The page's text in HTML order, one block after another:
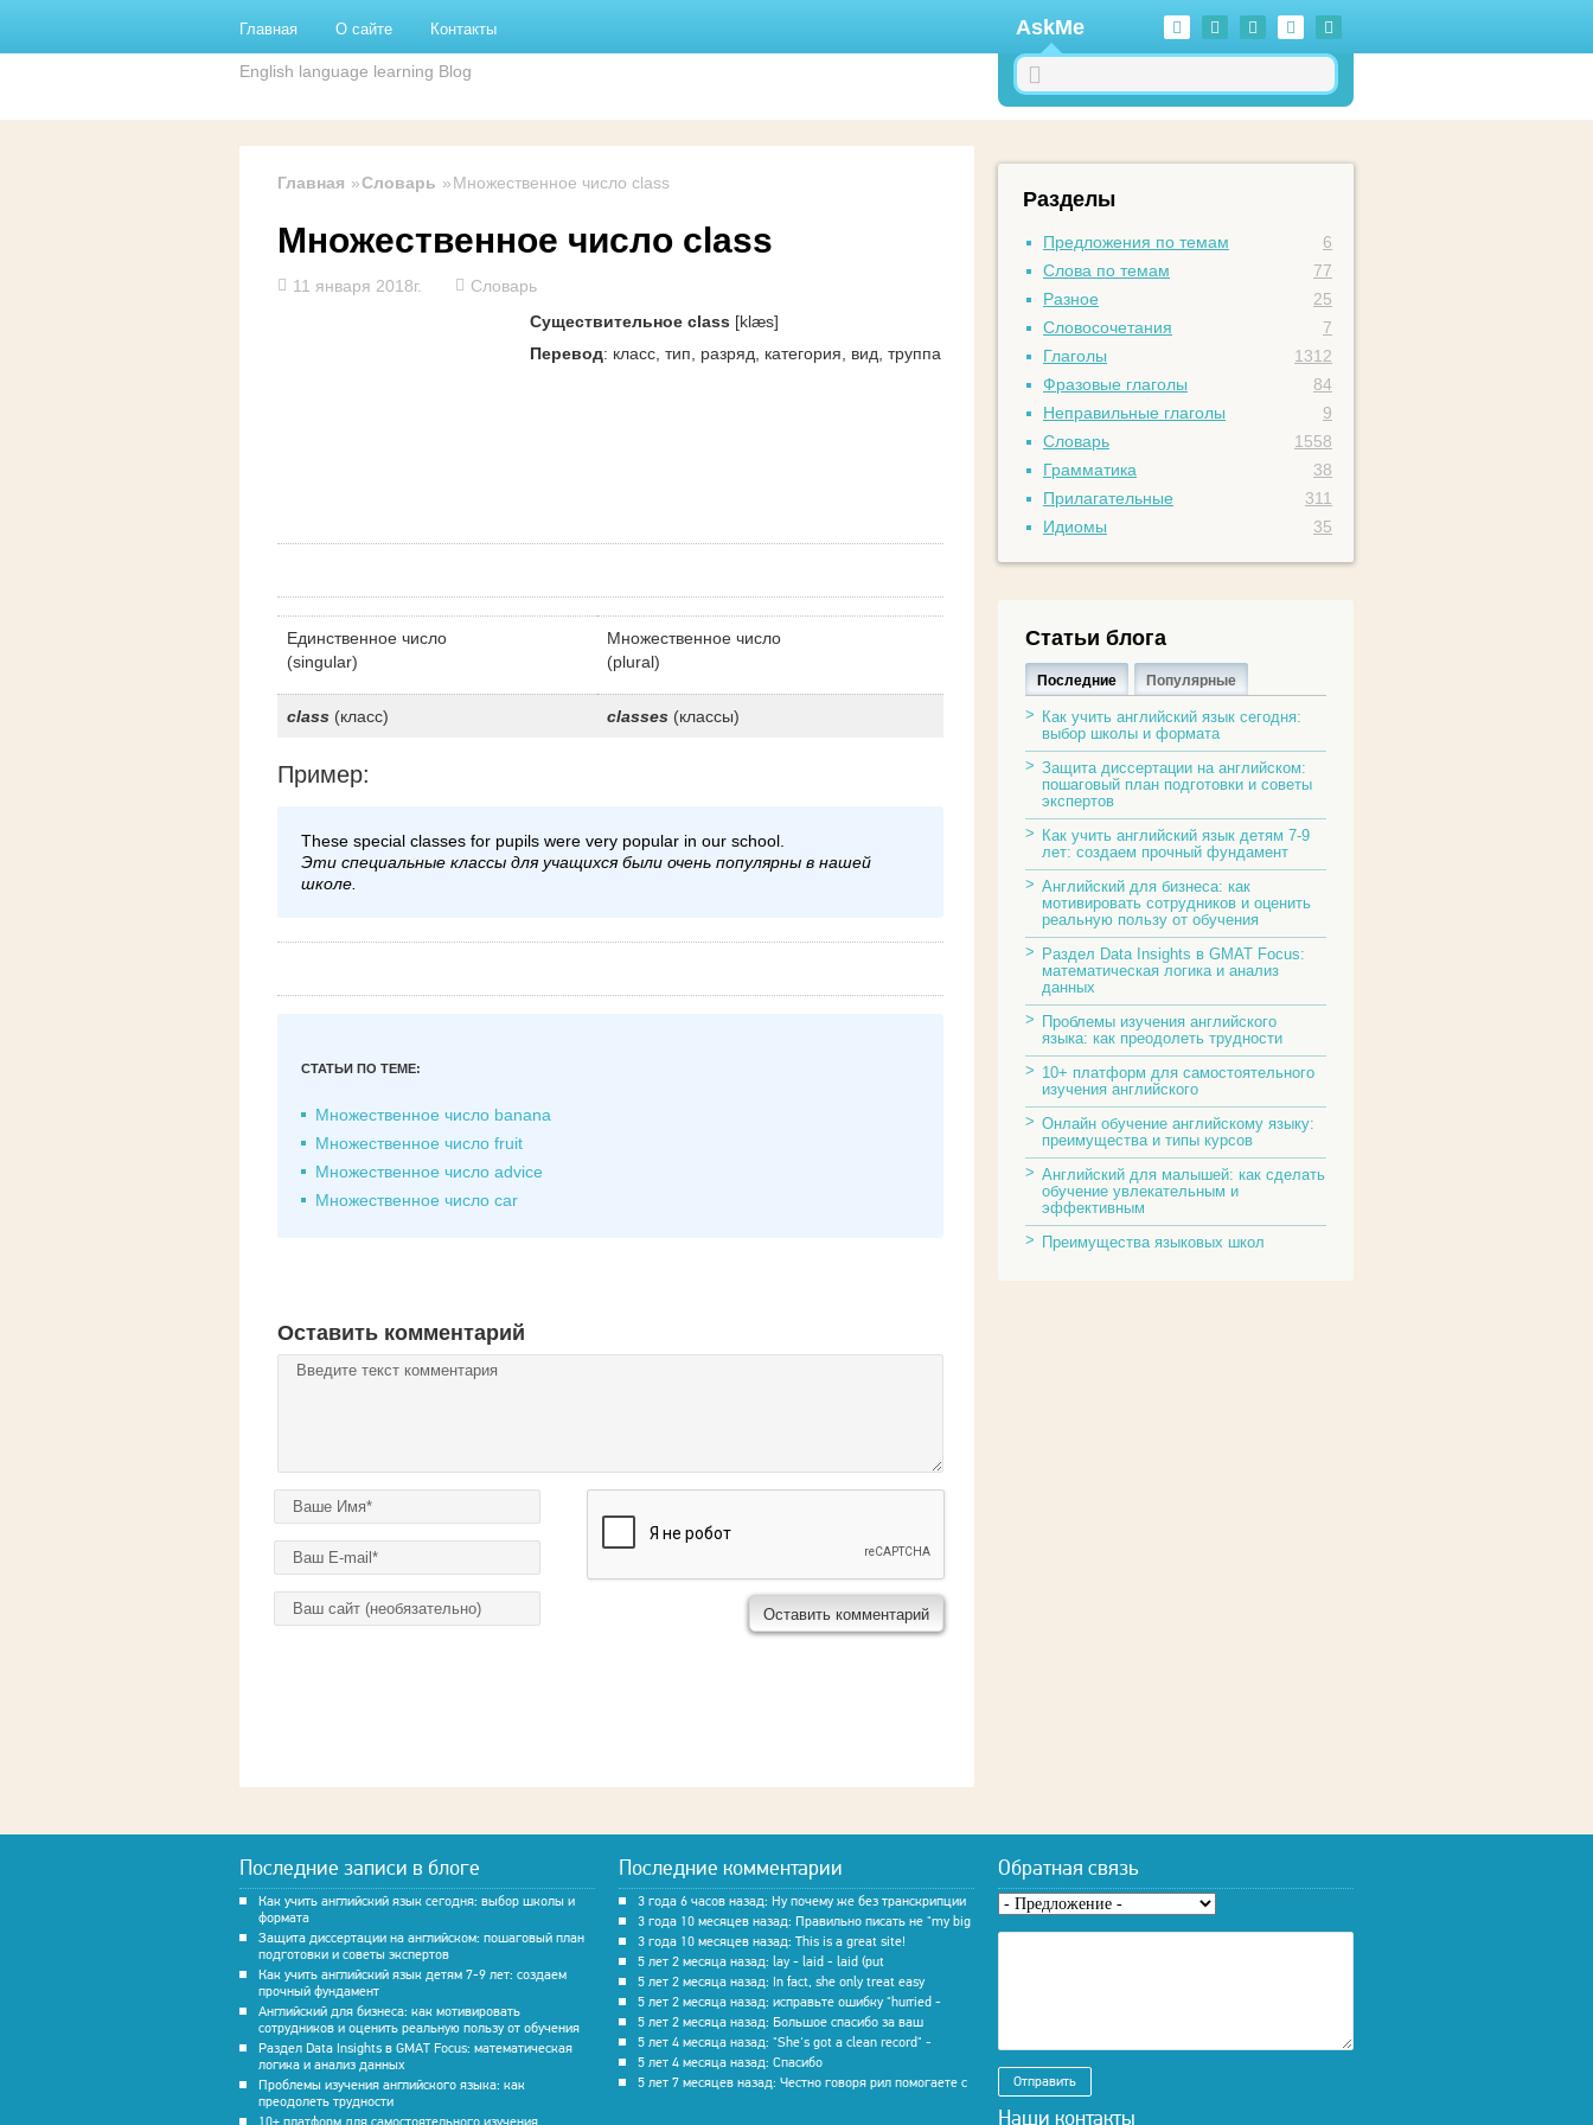
Главная О сайте Контакты AskMe
English language learning Blog
Главная Словарь Множественное число class
Множественное число class
11 января 2018г.
Словарь
Существительное class [klæs]
Перевод: класс, тип, разряд, категория, вид, труппа
Единственное число
(singular)
Множественное число
(plural)
class (класс) classes (классы)
Пример:
These special classes for pupils were very popular in our school.
Эти специальные классы для учащихся были очень популярны в нашей
школе.
СТАТЬИ ПО ТЕМЕ:
Множественное число banana
Множественное число fruit
Множественное число advice
Множественное число car
Оставить комментарий
Комментарий*
Ваше имя*
E-mail *
Домашняя страница
Разделы
Предложения по темам
6
Слова по темам
77
Разное
25
Словосочетания
7
Глаголы
1312
Фразовые глаголы
84
Неправильные глаголы
9
Словарь
1558
Грамматика
38
Прилагательные
311
Идиомы
35
Статьи блога
Последние Популярные
Как учить английский язык сегодня:
выбор школы и формата
Защита диссертации на английском:
пошаговый план подготовки и советы
экспертов
Как учить английский язык детям 7-9
лет: создаем прочный фундамент
Английский для бизнеса: как
мотивировать сотрудников и оценить
реальную пользу от обучения
Раздел Data Insights в GMAT Focus:
математическая логика и анализ
данных
Проблемы изучения английского
языка: как преодолеть трудности
10+ платформ для самостоятельного
изучения английского
Онлайн обучение английскому языку:
преимущества и типы курсов
Английский для малышей: как сделать
обучение увлекательным и
эффективным
Преимущества языковых школ
Последние записи в блоге
Как учить английский язык сегодня: выбор школы и
формата
Защита диссертации на английском: пошаговый план
подготовки и советы экспертов
Как учить английский язык детям 7-9 лет: создаем
прочный фундамент
Английский для бизнеса: как мотивировать
сотрудников и оценить реальную пользу от обучения
Раздел Data Insights в GMAT Focus: математическая
логика и анализ данных
Проблемы изучения английского языка: как
преодолеть трудности
Последние комментарии
3 года 6 часов назад: Ну почему же без транскрипции
3 года 10 месяцев назад: Правильно писать не "my big
3 года 10 месяцев назад: This is a great site!
5 лет 2 месяца назад: lay - laid - laid (put
5 лет 2 месяца назад: In fact, she only treat easy
5 лет 2 месяца назад: исправьте ошибку "hurried -
5 лет 2 месяца назад: Большое спасибо за ваш
5 лет 4 месяца назад: "She's got a clean record" -
5 лет 4 месяца назад: Спасибо
5 лет 7 месяцев назад: Честно говоря рил помогаете с
Обратная связь
Предложение*
Наши контакты